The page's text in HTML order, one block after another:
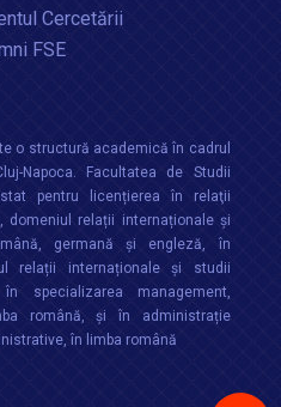
Cercetării
FSE
o structură academică în cadrul
Napoca. Facultatea de Studii
pentru licențierea în relaţii
domeniul relații internaționale şi
germană și engleză, în
relații internaționale și studii
specializarea management,
română, și în administrație
în limba română